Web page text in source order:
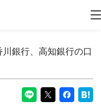
銀行、高知銀行の口